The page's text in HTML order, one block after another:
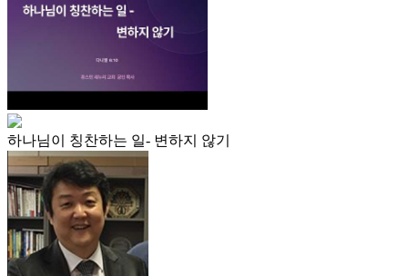
하나님이 칭찬하는 일- 변하지 않기